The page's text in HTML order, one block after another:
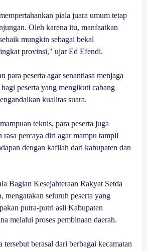
piala juara umum tetap
Oleh karena itu, manfaatkan
mungkin sebagai bekal
provinsi," ujar Ed Efendi.
para peserta agar senantiasa menjaga
peserta yang mengikuti cabang
kualitas suara.
teknis, para peserta juga
rasa percaya diri agar mampu tampil
dengan kafilah dari kabupaten dan
Bagian Kesejahteraan Rakyat Setda
seluruh peserta yang
putra-putri asli Kabupaten
melalui proses pembinaan daerah.
tersebut berasal dari berbagai kecamatan